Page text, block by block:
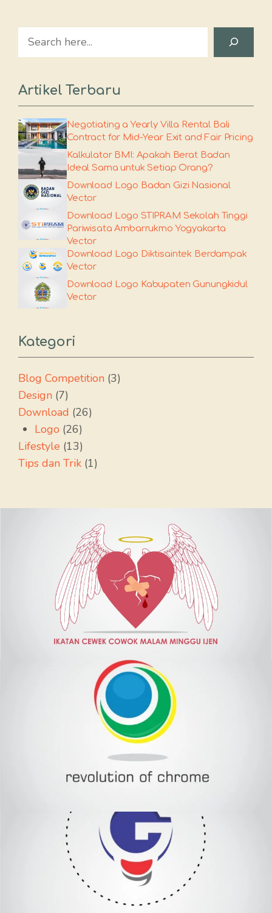
Search
Artikel Terbaru
Negotiating a Yearly Villa Rental Bali
Contract for Mid-Year Exit and Fair Pricing
Kalkulator BMI: Apakah Berat Badan
Ideal Sama untuk Setiap Orang?
Download Logo Badan Gizi Nasional
Vector
Download Logo STIPRAM Sekolah Tinggi
Pariwisata Ambarrukmo Yogyakarta
Vector
Download Logo Diktisaintek Berdampak
Vector
Download Logo Kabupaten Gunungkidul
Vector
Kategori
Blog Competition (3)
Design (7)
Download (26)
Logo (26)
Lifestyle (13)
Tips dan Trik (1)